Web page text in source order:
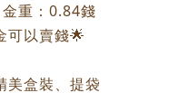
重：0.84錢
可以賣錢🌟
美盒裝、提袋